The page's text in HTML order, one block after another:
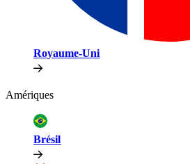
Royaume-Uni​​
Amériques​​
Brésil​​